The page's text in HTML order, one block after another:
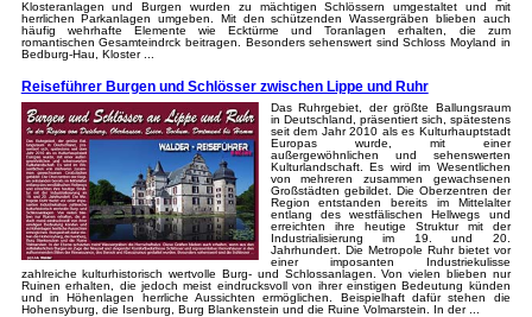
Klosteranlagen und Burgen wurden zu mächtigen Schlössern umgestaltet und mit
herrlichen Parkanlagen umgeben. Mit den schützenden Wassergräben blieben auch
häufig wehrhafte Elemente wie Ecktürme und Toranlagen erhalten, die zum
romantischen Gesamteindrck beitragen. Besonders sehenswert sind Schloss Moyland in
Bedburg-Hau, Kloster ...
Reiseführer Burgen und Schlösser zwischen Lippe und Ruhr
Das Ruhrgebiet, der größte Ballungsraum
in Deutschland, präsentiert sich, spätestens
seit dem Jahr 2010 als es Kulturhauptstadt
Europas wurde, mit einer
außergewöhnlichen und sehenswerten
Kulturlandschaft. Es wird im Wesentlichen
von mehreren zusammen gewachsenen
Großstädten gebildet. Die Oberzentren der
Region entstanden bereits im Mittelalter
entlang des westfälischen Hellwegs und
erreichten ihre heutige Struktur mit der
Industrialisierung im 19. und 20.
Jahrhundert. Die Metropole Ruhr bietet vor
einer imposanten Industriekulisse
zahlreiche kulturhistorisch wertvolle Burg- und Schlossanlagen. Von vielen blieben nur
Ruinen erhalten, die jedoch meist eindrucksvoll von ihrer einstigen Bedeutung künden
und in Höhenlagen herrliche Aussichten ermöglichen. Beispielhaft dafür stehen die
Hohensyburg, die Isenburg, Burg Blankenstein und die Ruine Volmarstein. In der ...